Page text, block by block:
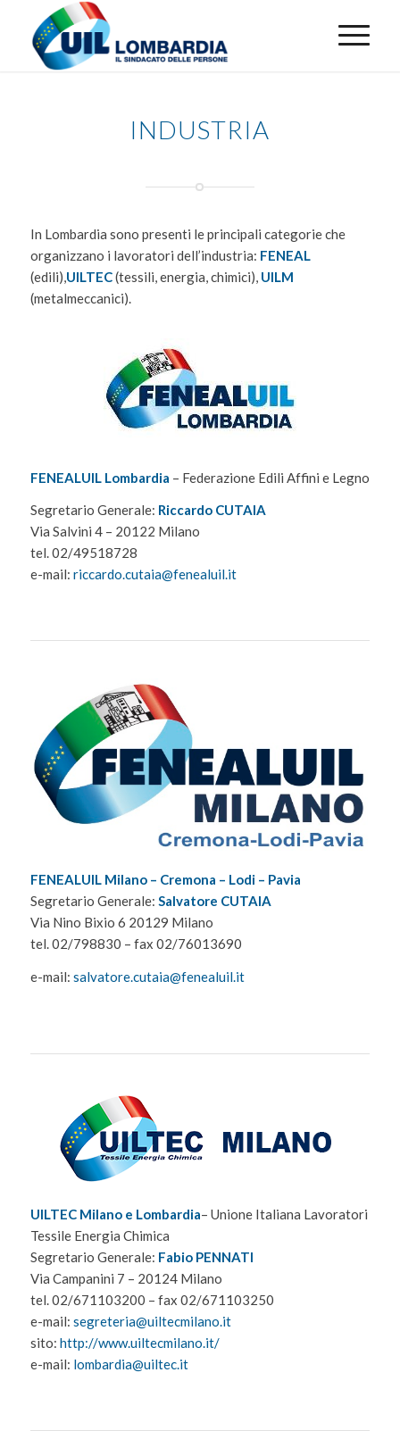
INDUSTRIA
In Lombardia sono presenti le principali categorie che
organizzano i lavoratori dell’industria: FENEAL
(edili),UILTEC(tessili, energia, chimici), UILM
(metalmeccanici).
FENEALUIL Lombardia – Federazione Edili Affini e Legno
Segretario Generale: Riccardo CUTAIA
Via Salvini 4 – 20122 Milano
tel. 02/49518728
e-mail: riccardo.cutaia@fenealuil.it
FENEALUIL Milano – Cremona – Lodi – Pavia
Segretario Generale: Salvatore CUTAIA
Via Nino Bixio 6 20129 Milano
tel. 02/798830 – fax 02/76013690
e-mail: salvatore.cutaia@fenealuil.it
UILTEC Milano e Lombardia– Unione Italiana Lavoratori
Tessile Energia Chimica
Segretario Generale: Fabio PENNATI
Via Campanini 7 – 20124 Milano
tel. 02/671103200 – fax 02/671103250
e-mail: segreteria@uiltecmilano.it
sito: http://www.uiltecmilano.it/
e-mail: lombardia@uiltec.it